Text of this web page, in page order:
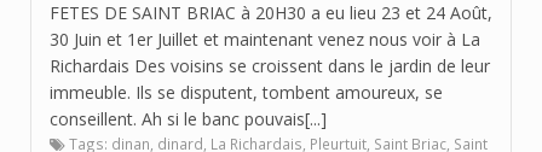
FETES DE SAINT BRIAC à 20H30 a eu lieu 23 et 24 Août,
30 Juin et 1er Juillet et maintenant venez nous voir à La
Richardais Des voisins se croissent dans le jardin de leur
immeuble. Ils se disputent, tombent amoureux, se
conseillent. Ah si le banc pouvais[...]
Tags: dinan, dinard, La Richardais, Pleurtuit, Saint Briac, Saint